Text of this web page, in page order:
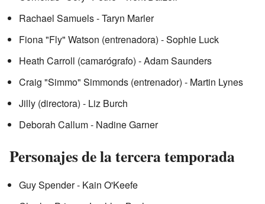
Rachael Samuels - Taryn Marler
Fiona "Fly" Watson (entrenadora) - Sophie Luck
Heath Carroll (camarógrafo) - Adam Saunders
Craig "Simmo" Simmonds (entrenador) - Martin Lynes
Jilly (directora) - Liz Burch
Deborah Callum - Nadine Garner
Personajes de la tercera temporada
Guy Spender - Kain O'Keefe